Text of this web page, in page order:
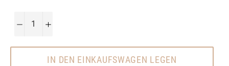
− +
IN DEN EINKAUFSWAGEN LEGEN